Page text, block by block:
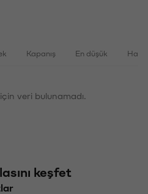
Kapanış En düşük
veri bulunamadı.
keşfet